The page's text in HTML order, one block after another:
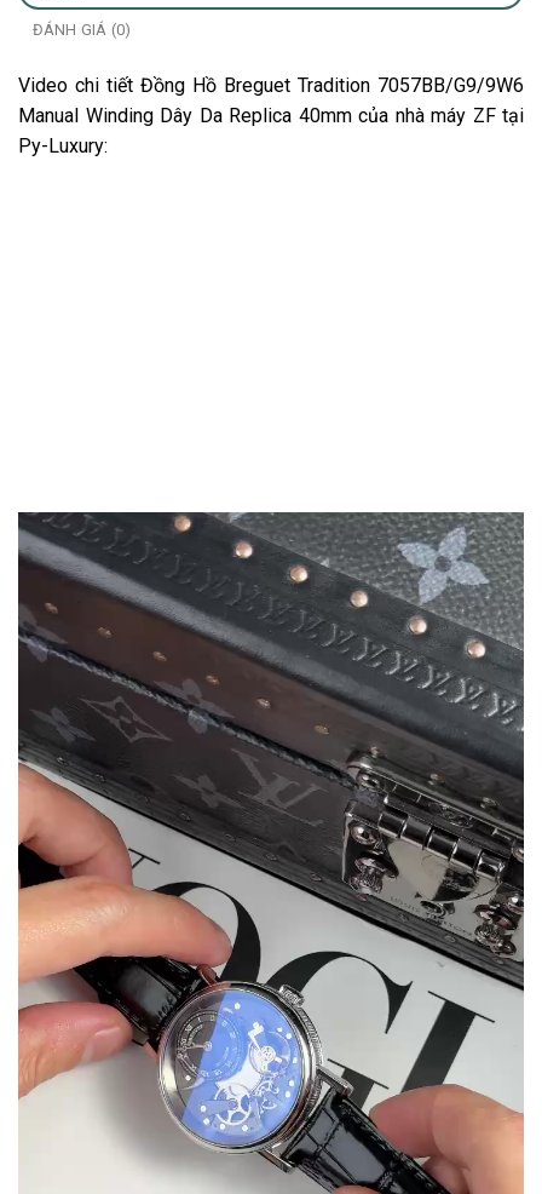
ĐÁNH GIÁ (0)
Video chi tiết Đồng Hồ Breguet Tradition 7057BB/G9/9W6
Manual Winding Dây Da Replica 40mm của nhà máy ZF tại
Py-Luxury: